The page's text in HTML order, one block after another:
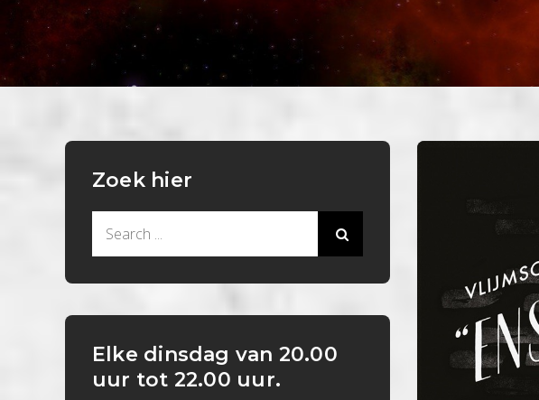
Zoek hier
Elke dinsdag van 20.00
uur tot 22.00 uur.